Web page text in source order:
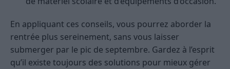
En appliquant ces conseils, vous pourrez aborder la
rentrée plus sereinement, sans vous laisser
submerger par le pic de septembre. Gardez à l’esprit
qu’il existe toujours des solutions pour mieux gérer